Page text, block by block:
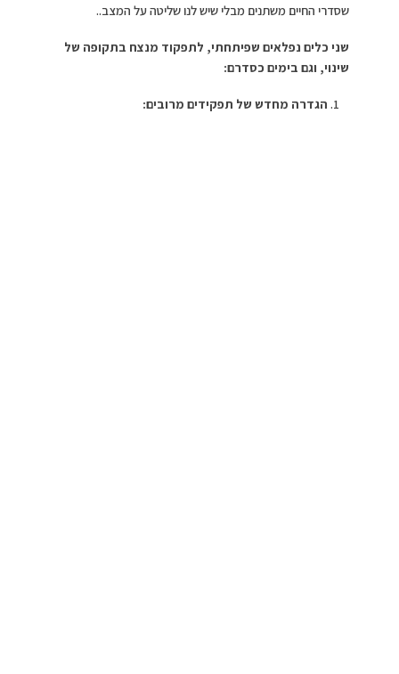
שסדרי החיים משתנים מבלי שיש לנו שליטה על המצב..
שני כלים נפלאים שפיתחתי, לתפקוד מנצח בתקופה של
שינוי, וגם בימים כסדרם:
הגדרה מחדש של תפקידים מרובים: